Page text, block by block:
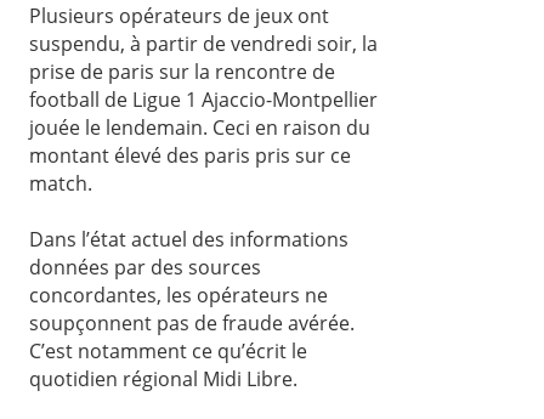
Plusieurs opérateurs de jeux ont
suspendu, à partir de vendredi soir, la
prise de paris sur la rencontre de
football de Ligue 1 Ajaccio-Montpellier
jouée le lendemain. Ceci en raison du
montant élevé des paris pris sur ce
match.
Dans l’état actuel des informations
données par des sources
concordantes, les opérateurs ne
soupçonnent pas de fraude avérée.
C’est notamment ce qu’écrit le
quotidien régional Midi Libre.